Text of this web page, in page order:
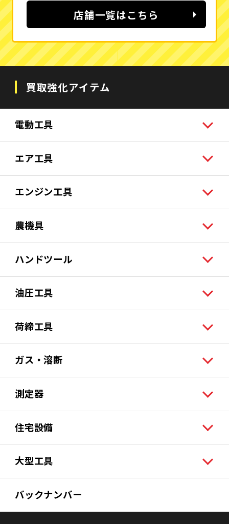
店舗一覧はこちら
買取強化アイテム
電動工具
エア工具
エンジン工具
農機具
ハンドツール
油圧工具
荷締工具
ガス・溶断
測定器
住宅設備
大型工具
バックナンバー